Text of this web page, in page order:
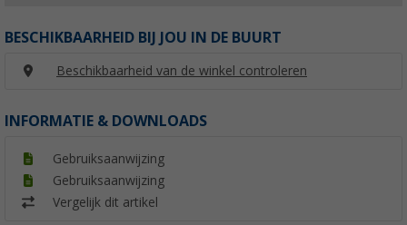
BESCHIKBAARHEID BIJ JOU IN DE BUURT
Beschikbaarheid van de winkel controleren
INFORMATIE & DOWNLOADS
Gebruiksaanwijzing
Gebruiksaanwijzing
Vergelijk dit artikel